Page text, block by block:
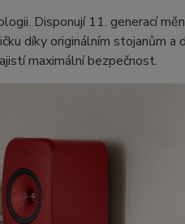
Disponují 11. generací
díky originálním stojanům a
maximální bezpečnost.